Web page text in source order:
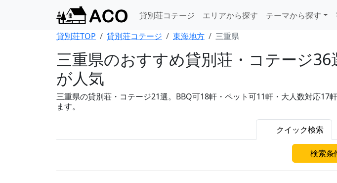
貸別荘コテージ エリアから探す テーマから探す
貸別荘TOP
貸別荘コテージ 東海地方 三重県
三重県のおすすめ貸別荘・コテージ
が人気
三重県の貸別荘・コテージ21選。BBQ可18軒・ペット可11軒・大人数対応
ます。
クイック検索
検索条